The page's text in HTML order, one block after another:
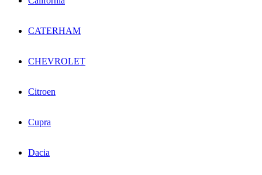
CATERHAM
CHEVROLET
Citroen
Cupra
Dacia